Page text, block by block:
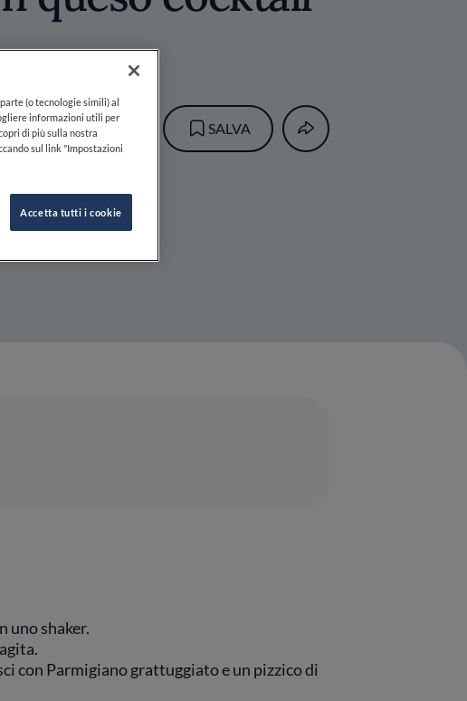
SALVA
uno shaker.
con Parmigiano grattuggiato e un pizzico di
(o tecnologie simili) al
informazioni utili per
di più sulla nostra
sul link "Impostazioni
Accetta tutti i cookie